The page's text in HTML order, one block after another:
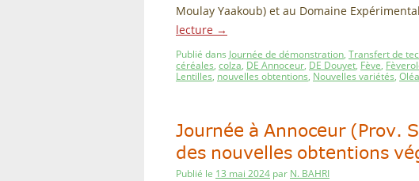
Moulay Yaakoub) et au Domaine
lecture →
Publié dans Journée de démonstration, Transfert de
céréales, colza, DE Annoceur, DE Douyet, Fève,
Lentilles, nouvelles obtentions, Nouvelles variétés,
Journée à Annoceur (Prov.
des nouvelles obtentions
Publié le 13 mai 2024 par N. BAHRI